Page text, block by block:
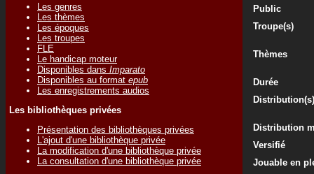
Les genres
Les thèmes
Les époques
Les troupes
FLE
Le handicap moteur
Disponibles dans Imparato
Disponibles au format epub
Les enregistrements audios
Les bibliothèques privées
Présentation des bibliothèques privées
L'ajout d'une bibliothèque privée
La modification d'une bibliothèque privée
La consultation d'une bibliothèque privée
Public
Troupe(s)
Thèmes
Durée
Distribution(s)
Distribution
Versifié
Jouable en